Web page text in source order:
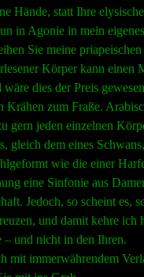
Hände, statt Ihre
in Agonie in mein
Sie meine
Körper kann einen
wäre dies der Preis
Krähen zum Fraße.
gern jeden einzelnen
gleich dem eines
wie die einer
eine Sinfonie aus
Jedoch, so scheint es,
und damit kehre ich
– und nicht in den Ihren.
mit immerwährendem